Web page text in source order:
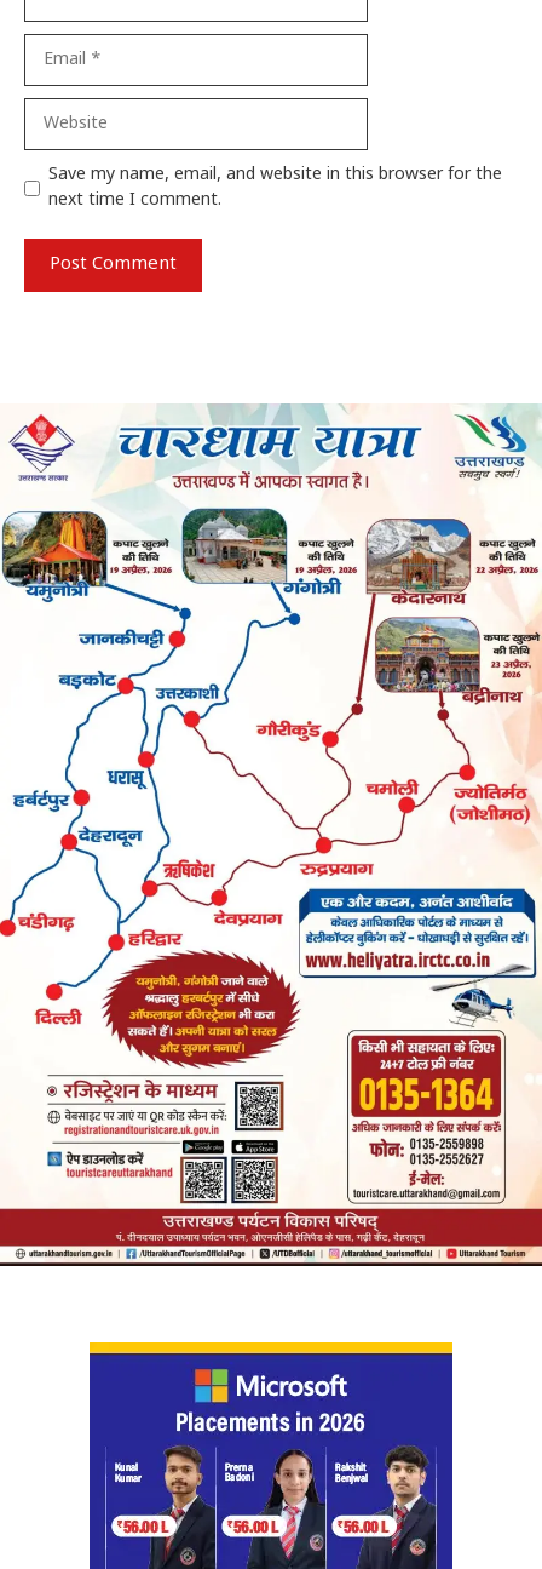
Website
Save my name, email, and website in this browser for the
next time I comment.